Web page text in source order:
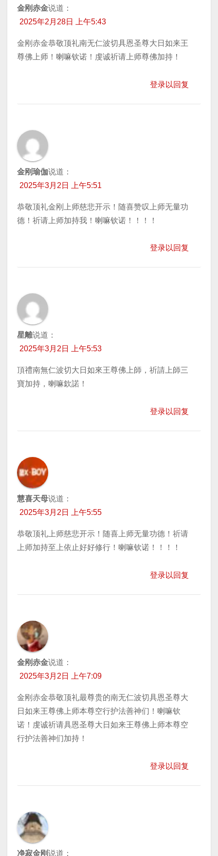
金刚赤金说道：
2025年2月28日 上午5:43
金刚赤金恭敬顶礼南无仁波切具恩圣尊大日如来王
尊佛上师！喇嘛钦诺！虔诚祈请上师尊佛加持！
登录以回复
金刚瑜伽说道：
2025年3月2日 上午5:51
恭敬顶礼金刚上师慈悲开示！随喜赞叹上师无量功
德！祈请上师加持我！喇嘛钦诺！！！！
登录以回复
星離说道：
2025年3月2日 上午5:53
頂禮南無仁波切大日如來王尊佛上師，祈請上師三
寶加持，喇嘛欽諾！
登录以回复
慧喜天母说道：
2025年3月2日 上午5:55
恭敬顶礼上师慈悲开示！随喜上师无量功德！祈请
上师加持至上依止好好修行！喇嘛钦诺！！！！
登录以回复
金刚赤金说道：
2025年3月2日 上午7:09
金刚赤金恭敬顶礼最尊贵的南无仁波切具恩圣尊大
日如来王尊佛上师本尊空行护法善神们！喇嘛钦
诺！虔诚祈请具恩圣尊大日如来王尊佛上师本尊空
行护法善神们加持！
登录以回复
净寂金刚说道：